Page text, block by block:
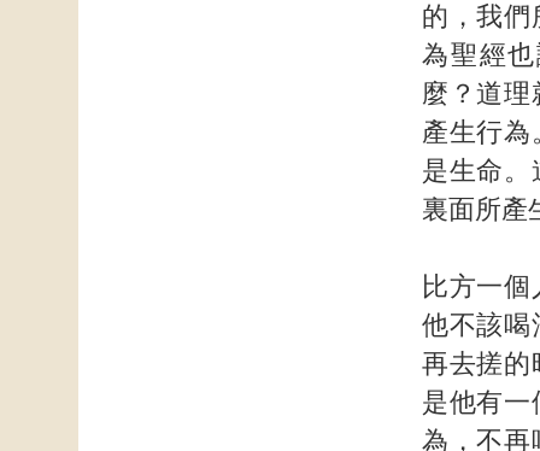
的，我們
為聖經
麼？道理
產生行為
是生命。
裏面所產
比方一
他不該喝
再去搓的
是他有一
為，不再